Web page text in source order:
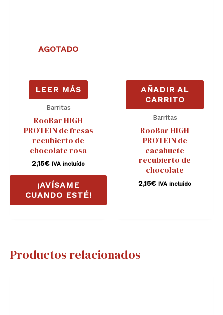
AGOTADO
LEER MÁS
Barritas
RooBar HIGH
PROTEIN de fresas
recubierto de
chocolate rosa
2,15€ IVA incluído
¡AVÍSAME
CUANDO ESTÉ!
AÑADIR AL
CARRITO
Barritas
RooBar HIGH
PROTEIN de
cacahuete
recubierto de
chocolate
2,15€ IVA incluído
Productos relacionados